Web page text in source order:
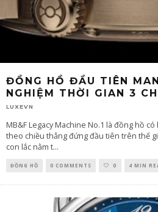
ĐỒNG HỒ ĐẦU TIÊN
NGHIỆM THỜI GIAN 3
LUXEVN
MB&F Legacy Machine No.1 là đồng hồ
theo chiều thẳng đứng đầu tiên trên thế
con lắc nằm t...
ĐỒNG HỒ 0 COMMENTS 0 4 MIN